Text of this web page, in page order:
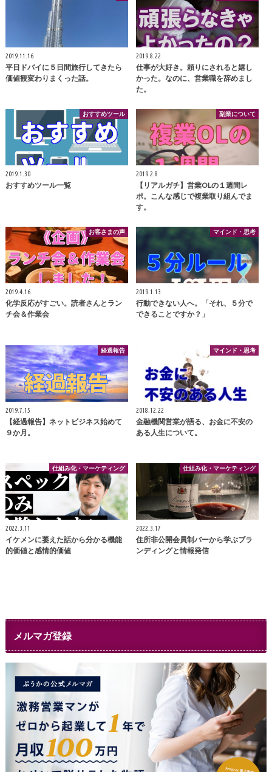
2019.11.16
平日ドバイに５日間旅行してきたら
価値観変わりまくった話。
2019.8.22
仕事が大好き。頼りにされると嬉し
かった。なのに、営業職を辞めまし
た。
おすすめツール
2019.1.30
おすすめツール一覧
副業について
2019.2.8
【リアルガチ】営業OLの１週間レ
ポ。こんな感じで複業取り組んでま
す。
お客さまの声
2019.4.16
化学反応がすごい。読者さんとラン
チ会＆作業会
マインド・思考
2019.1.13
行動できない人へ。「それ、５分で
できることですか？」
経過報告
2019.7.15
【経過報告】ネットビジネス始めて
９か月。
マインド・思考
2018.12.22
金融機関営業が語る、お金に不安の
ある人生について。
仕組み化・マーケティング
2022.3.11
イケメンに萎えた話から分かる機能
的価値と感情的価値
仕組み化・マーケティング
2022.3.17
住所非公開会員制バーから学ぶブラ
ンディングと情報発信
メルマガ登録